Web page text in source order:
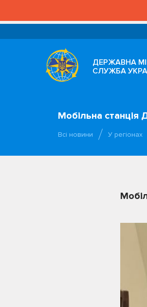
ДЕРЖАВНА
СЛУЖБА
Мобільна
Всі новини У регіонах